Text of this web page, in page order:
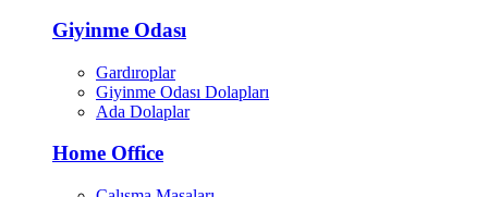
Giyinme Odası
Gardıroplar
Giyinme Odası Dolapları
Ada Dolaplar
Home Office